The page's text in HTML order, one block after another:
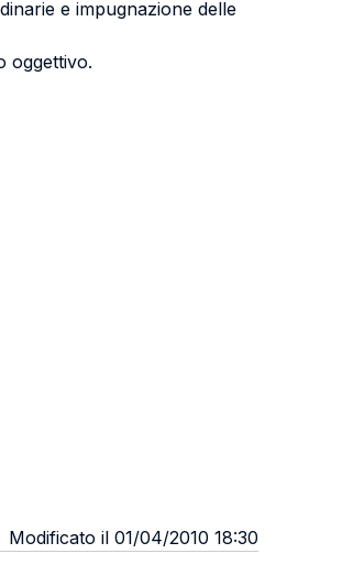
e impugnazione delle
oggettivo.
Modificato il 01/04/2010 18:30